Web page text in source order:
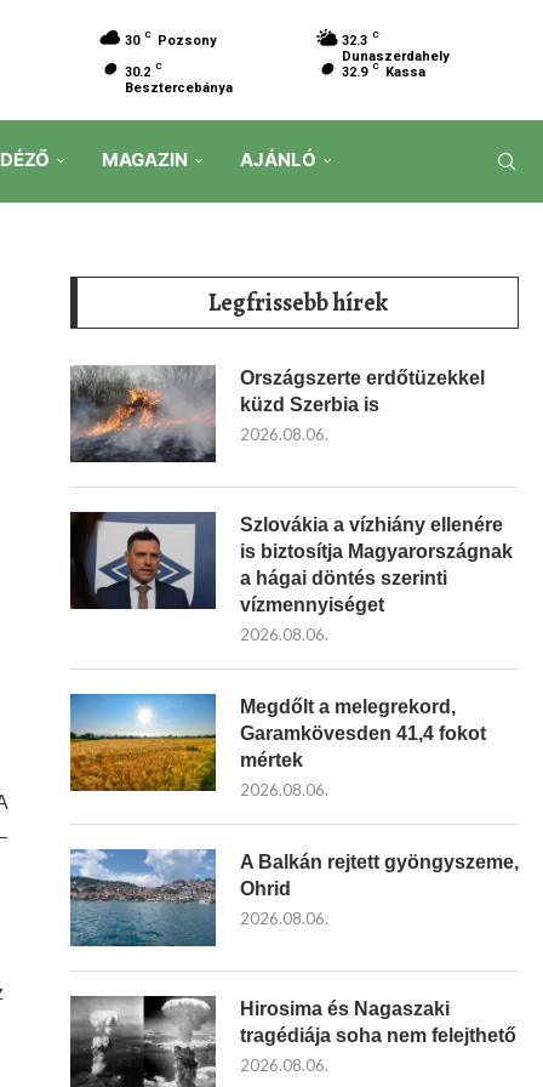
30 C Pozsony 32.3 C
Dunaszerdahely
30.2 C
Besztercebánya
32.9 C Kassa
MAGAZIN AJÁNLÓ
Legfrissebb hírek
Országszerte erdőtüzekkel
küzd Szerbia is
2026.08.06.
Szlovákia a vízhiány ellenére
is biztosítja Magyarországnak
a hágai döntés szerinti
vízmennyiséget
2026.08.06.
Megdőlt a melegrekord,
Garamkövesden 41,4 fokot
mértek
2026.08.06.
A Balkán rejtett gyöngyszeme,
Ohrid
2026.08.06.
Hirosima és Nagaszaki
tragédiája soha nem felejthető
2026.08.06.